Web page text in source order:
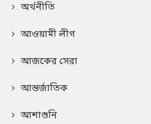
অর্থনীতি
আওয়ামী লীগ
আজকের সেরা
আন্তর্জাতিক
আশাশুনি